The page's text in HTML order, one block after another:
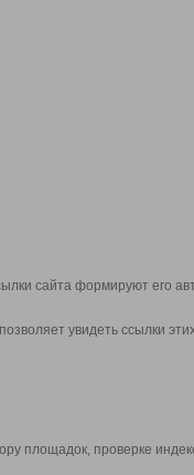
сайта формируют его
увидеть ссылки
площадок, проверке